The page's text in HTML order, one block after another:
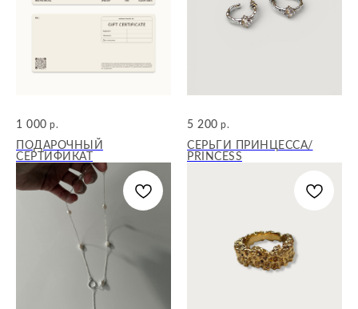
1 000 р.
ПОДАРОЧНЫЙ
СЕРТИФИКАТ
5 200 р.
СЕРЬГИ ПРИНЦЕССА/
PRINCESS